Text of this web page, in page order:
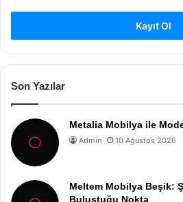
Kayıt Ol
Son Yazılar
Metalia Mobilya ile
Admin 10 Ağustos 2026
Meltem Mobilya Beşik:
Buluştuğu Nokta